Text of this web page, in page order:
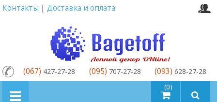
Контакты | Доставка и оплата
товаров (0)
(067) 427-27-28 (095) 707-27-28 (093) 628-27-28